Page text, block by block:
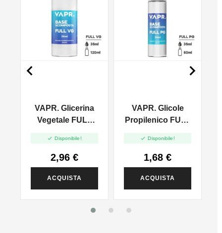
VAPR. Glicerina
Vegetale FULL
120ml
 Disponibile!
2,96 €
ACQUISTA
VAPR. Glicole
Propilenico FULL
 Disponibile!
1,68 €
ACQUISTA
 